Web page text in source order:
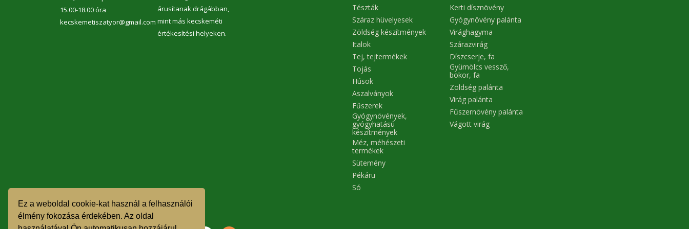
Ez a weboldal cookie-kat használ a felhasználói
élmény fokozása érdekében. Az oldal
méregteleníteni a szervezetet,
mivel tisztítja a beleket, és segít
hasznos lehet. Ami fontos: mindig
hozzájárul az egészséges
étkezéshez.
15.00-18.00 óra
kecskemetiszatyor@gmail.com
árusítanak drágábban,
mint más kecskeméti
értékesítési helyeken.
Tészták
Száraz hüvelyesek
Zöldség készítmények
Italok
Tej, tejtermékek
Tojás
Húsok
Aszalványok
Fűszerek
Gyógynövények,
gyógyhatású
készítmények
Méz, méhészeti
termékek
Sütemény
Pékáru
Só
Kerti dísznövény
Gyógynövény palánta
Virághagyma
Szárazvirág
Díszcserje, fa
Gyümölcs vessző,
bokor, fa
Zöldség palánta
Virág palánta
Fűszernövény palánta
Vágott virág